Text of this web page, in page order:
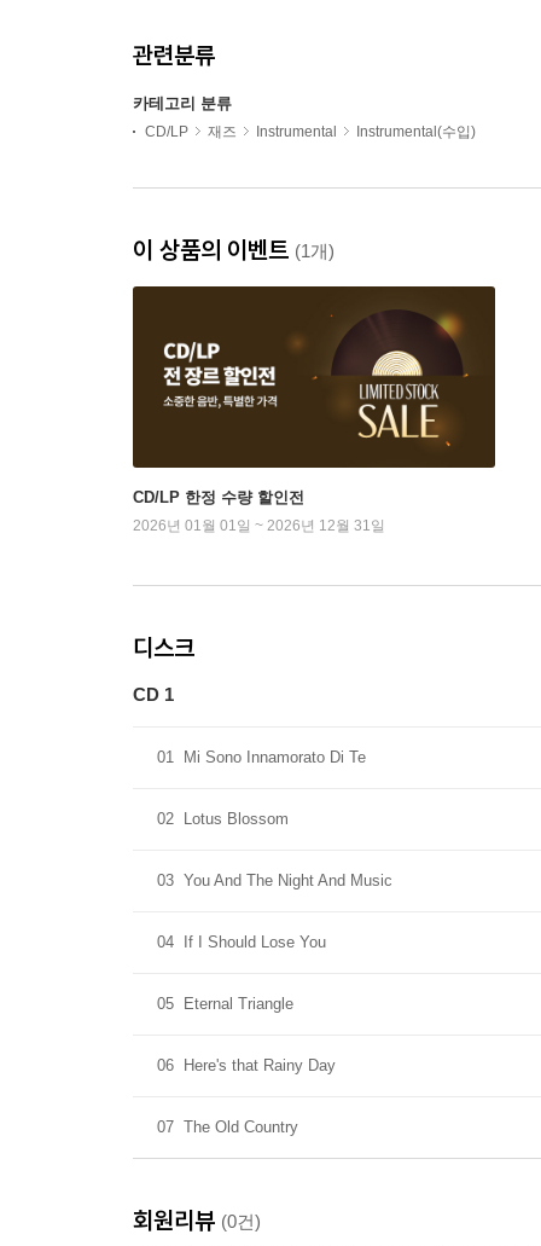
관련분류
카테고리 분류
CD/LP 재즈 Instrumental Instrumental(수입)
이 상품의 이벤트 (1개)
CD/LP 한정 수량 할인전
2026년 01월 01일 ~ 2026년 12월 31일
디스크
CD 1
01 Mi Sono Innamorato Di Te
02 Lotus Blossom
03 You And The Night And Music
04 If I Should Lose You
05 Eternal Triangle
06 Here's that Rainy Day
07 The Old Country
회원리뷰 (0건)